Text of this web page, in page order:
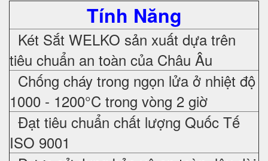
Tính Năng
Két Sắt WELKO sản xuất dựa trên
tiêu chuẩn an toàn của Châu Âu
Chống cháy trong ngọn lửa ở nhiệt độ
1000 - 1200°C trong vòng 2 giờ
Đạt tiêu chuẩn chất lượng Quốc Tế
ISO 9001